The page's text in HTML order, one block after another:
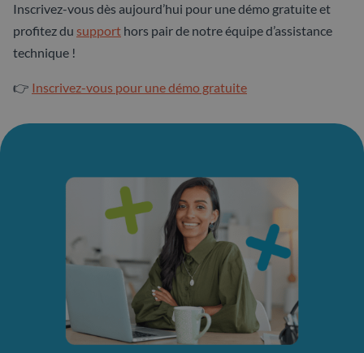
Inscrivez-vous dès aujourd’hui pour une démo gratuite et
profitez du support hors pair de notre équipe d’assistance
technique !
👉 Inscrivez-vous pour une démo gratuite